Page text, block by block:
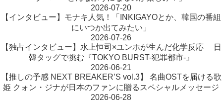
2026-07-20
【インタビュー】モナキ人気！「INKIGAYOとか、韓国の番組
にいつか出てみたい」
2026-07-26
【独占インタビュー】水上恒司×ユンホが生んだ化学反応 日
韓タッグで挑む『TOKYO BURST-犯罪都市-』
2026-06-21
【推しの予感 NEXT BREAKER’S vol.3】 名曲OSTを届ける歌
姫 クォン・ジナが日本のファンに贈るスペシャルメッセージ
2026-06-28